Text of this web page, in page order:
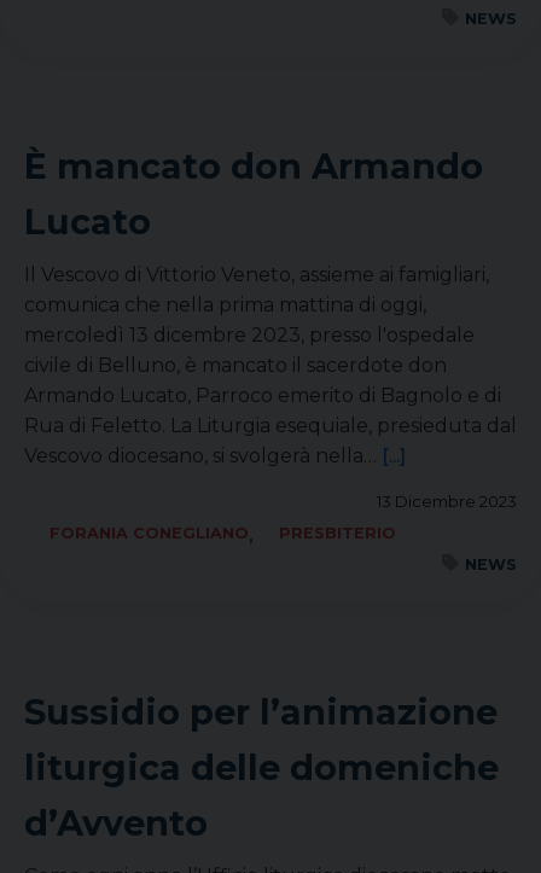
NEWS
È mancato don Armando
Lucato
Il Vescovo di Vittorio Veneto, assieme ai famigliari,
comunica che nella prima mattina di oggi,
mercoledì 13 dicembre 2023, presso l'ospedale
civile di Belluno, è mancato il sacerdote don
Armando Lucato, Parroco emerito di Bagnolo e di
Rua di Feletto. La Liturgia esequiale, presieduta dal
Vescovo diocesano, si svolgerà nella… [...]
13 Dicembre 2023
FORANIA CONEGLIANO,
PRESBITERIO
NEWS
Sussidio per l’animazione
liturgica delle domeniche
d’Avvento